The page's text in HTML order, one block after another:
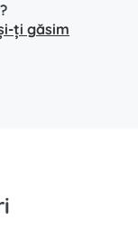
ți găsim